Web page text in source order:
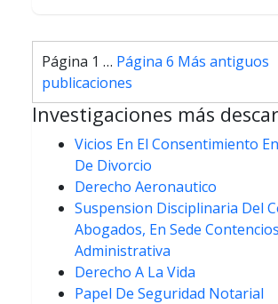
Paginación
de
entradas
Página 1 … Página 6 Más antiguos
publicaciones
Investigaciones más
Vicios En El Consentimiento
De Divorcio
Derecho Aeronautico
Suspension Disciplinaria Del
Abogados, En Sede
Administrativa
Derecho A La Vida
Papel De Seguridad Notarial